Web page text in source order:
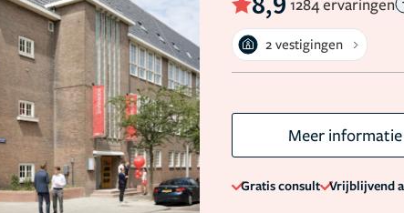
2 vestigingen
Meer informatie
Gratis consult Vrijblijvend